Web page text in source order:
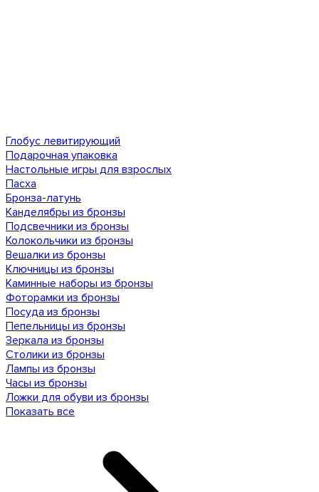
Глобус левитирующий
Подарочная упаковка
Настольные игры для взрослых
Пасха
Бронза-латунь
Канделябры из бронзы
Подсвечники из бронзы
Колокольчики из бронзы
Вешалки из бронзы
Ключницы из бронзы
Каминные наборы из бронзы
Фоторамки из бронзы
Посуда из бронзы
Пепельницы из бронзы
Зеркала из бронзы
Столики из бронзы
Лампы из бронзы
Часы из бронзы
Ложки для обуви из бронзы
Показать все